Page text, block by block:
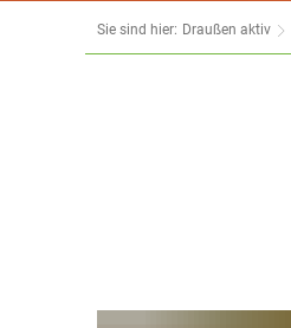
Sie sind hier: Draußen aktiv